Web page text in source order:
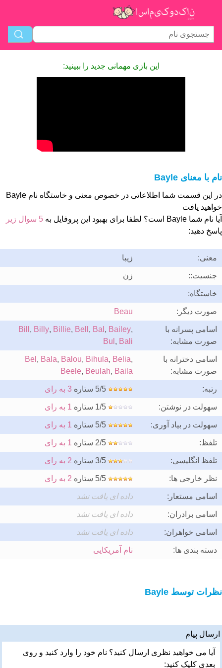
این بازی مهمانی جدید را ببینید:
نام با معنای Bayle
در این قسمت شما اطلاعاتی در خصوص معنی و خاستگاه نام Bayle
خواهید یافت
آیا نام شما Bayle است؟ لطفا برای بهبود این پروفایل به
5 سوال زیر
پاسخ دهید:
معنی: زیبا
جنسیت:: زن
خاستگاه:
صورت دیگر: Beau
اسامی پسرانه با
صورت مشابه:
Bill , Billy, Billie, Bell , Bal , Bailey,
Bul , Bali
اسامی دخترانه با
صورت مشابه:
Bel , Bala, Balou, Bihula, Belia,
Beele, Beulah, Baila
رتبه: 3 به رای
سهولت در نوشتن: 1 به رای
سهولت در بیاد آوری: 1 به رای
تلفظ: 1 به رای
تلفظ انگلیسی: 2 به رای
نظر خارجی ها: 2 به رای
اسامی مستعار: داده ای یافت نشد
اسامی برادران: داده ای یافت نشد
اسامی خواهران: داده ای یافت نشد
دسته بندی ها: نام آمریکایی
نظرات توسط Bayle
ارسال پیام
آیا می خواهید نظری ارسال کنید؟ نام خود را وارد کنید و روی
بعدی کلیک کنید: